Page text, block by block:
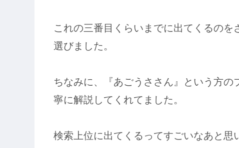
これの三番目くらいまでに出てくるの
選びました。
ちなみに、『あごうささん』という方
寧に解説してくれてました。
検索上位に出てくるってすごいなあと思